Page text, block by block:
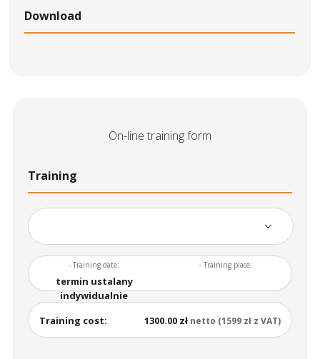
Download
On-line training form
Training
- Training date:
termin ustalany
indywidualnie
- Training place:
Training cost: 1300.00 zł netto (1599 zł z VAT)